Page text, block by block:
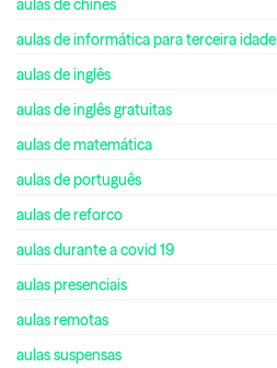
aulas de chinês
aulas de informática para terceira idade
aulas de inglês
aulas de inglês gratuitas
aulas de matemática
aulas de português
aulas de reforco
aulas durante a covid 19
aulas presenciais
aulas remotas
aulas suspensas